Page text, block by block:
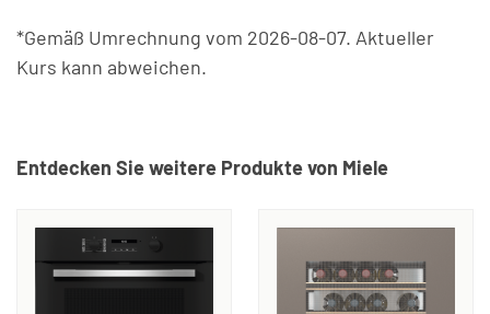
*Gemäß Umrechnung vom 2026-08-07. Aktueller
Kurs kann abweichen.
Entdecken Sie weitere Produkte von Miele